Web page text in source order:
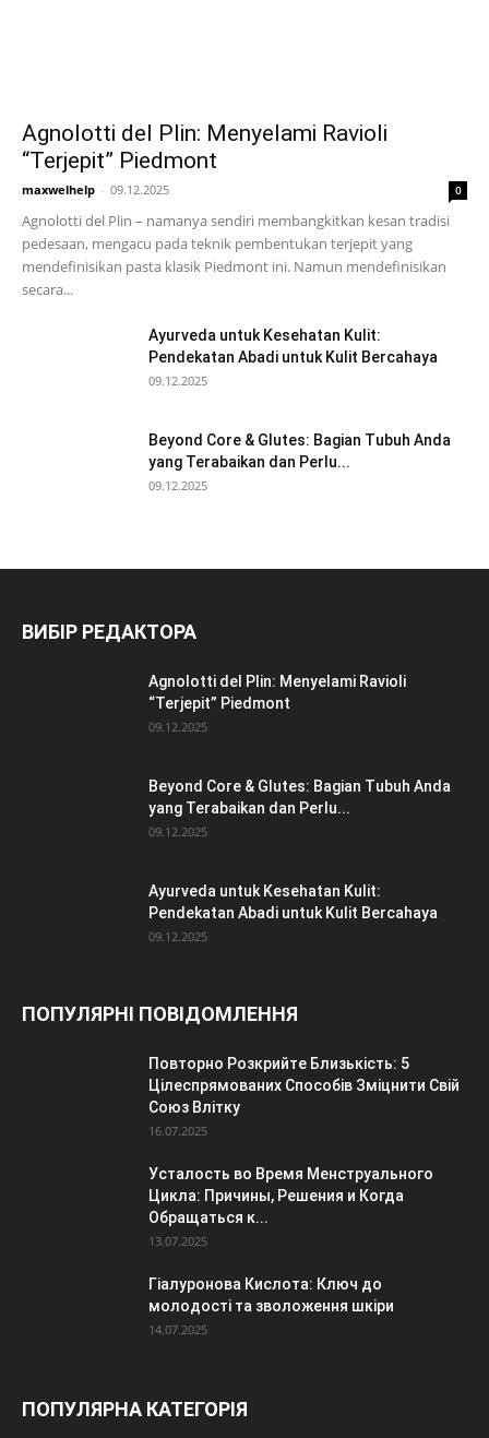
Agnolotti del Plin: Menyelami Ravioli
“Terjepit” Piedmont
maxwelhelp - 09.12.2025 0
Agnolotti del Plin – namanya sendiri membangkitkan kesan tradisi
pedesaan, mengacu pada teknik pembentukan terjepit yang
mendefinisikan pasta klasik Piedmont ini. Namun mendefinisikan
secara...
Ayurveda untuk Kesehatan Kulit:
Pendekatan Abadi untuk Kulit Bercahaya
09.12.2025
Beyond Core & Glutes: Bagian Tubuh Anda
yang Terabaikan dan Perlu...
09.12.2025
ВИБІР РЕДАКТОРА
Agnolotti del Plin: Menyelami Ravioli
“Terjepit” Piedmont
09.12.2025
Beyond Core & Glutes: Bagian Tubuh Anda
yang Terabaikan dan Perlu...
09.12.2025
Ayurveda untuk Kesehatan Kulit:
Pendekatan Abadi untuk Kulit Bercahaya
09.12.2025
ПОПУЛЯРНІ ПОВІДОМЛЕННЯ
Повторно Розкрийте Близькість: 5
Цілеспрямованих Способів Зміцнити Свій
Союз Влітку
16.07.2025
Усталость во Время Менструального
Цикла: Причины, Решения и Когда
Обращаться к...
13.07.2025
Гіалуронова Кислота: Ключ до
молодості та зволоження шкіри
14.07.2025
ПОПУЛЯРНА КАТЕГОРІЯ